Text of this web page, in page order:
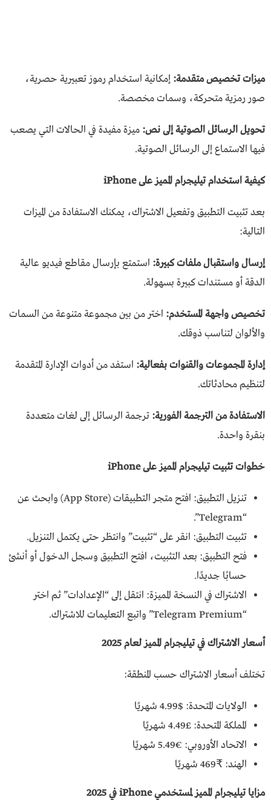
ميزات تخصيص متقدمة: إمكانية استخدام رموز تعبيرية حصرية،
صور رمزية متحركة، وسمات مخصصة.
تحويل الرسائل الصوتية إلى نص: ميزة مفيدة في الحالات التي يصعب
فيها الاستماع إلى الرسائل الصوتية.
كيفية استخدام تيليجرام المميز على iPhone
بعد تثبيت التطبيق وتفعيل الاشتراك، يمكنك الاستفادة من الميزات
التالية:
إرسال واستقبال ملفات كبيرة: استمتع بإرسال مقاطع فيديو عالية
الدقة أو مستندات كبيرة بسهولة.
تخصيص واجهة المستخدم: اختر من بين مجموعة متنوعة من السمات
والألوان لتناسب ذوقك.
إدارة المجموعات والقنوات بفعالية: استفد من أدوات الإدارة المتقدمة
لتنظيم محادثاتك.
الاستفادة من الترجمة الفورية: ترجمة الرسائل إلى لغات متعددة
بنقرة واحدة.
خطوات تثبيت تيليجرام المميز على iPhone
تنزيل التطبيق: افتح متجر التطبيقات (App Store) وابحث عن
“Telegram”.
تثبيت التطبيق: انقر على “تثبيت” وانتظر حتى يكتمل التنزيل.
فتح التطبيق: بعد التثبيت، افتح التطبيق وسجل الدخول أو أنشئ
حسابًا جديدًا.
الاشتراك في النسخة المميزة: انتقل إلى “الإعدادات” ثم اختر
“Telegram Premium” واتبع التعليمات للاشتراك.
أسعار الاشتراك في تيليجرام المميز لعام 2025
تختلف أسعار الاشتراك حسب المنطقة:
الولايات المتحدة: $4.99 شهريًا
المملكة المتحدة: £4.49 شهريًا
الاتحاد الأوروبي: €5.49 شهريًا
الهند: ₹469 شهريًا
مزايا تيليجرام المميز لمستخدمي iPhone في 2025